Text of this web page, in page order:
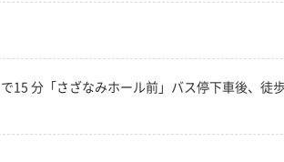
15 分「さざなみホール前」バス停下車後、徒